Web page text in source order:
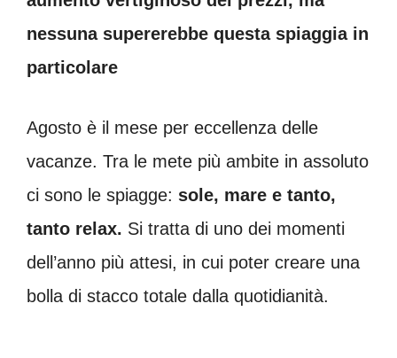
nessuna supererebbe questa spiaggia in
particolare
Agosto è il mese per eccellenza delle
vacanze. Tra le mete più ambite in assoluto
ci sono le spiagge: sole, mare e tanto,
tanto relax. Si tratta di uno dei momenti
dell’anno più attesi, in cui poter creare una
bolla di stacco totale dalla quotidianità.